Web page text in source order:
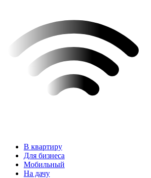
В квартиру
Для бизнеса
Мобильный
На дачу